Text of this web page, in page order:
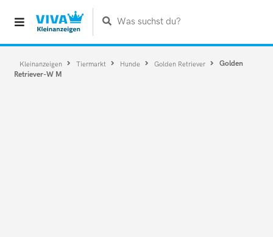
Was suchst du?
Kleinanzeigen Tiermarkt Hunde Golden Retriever
Golden
Retriever-W M